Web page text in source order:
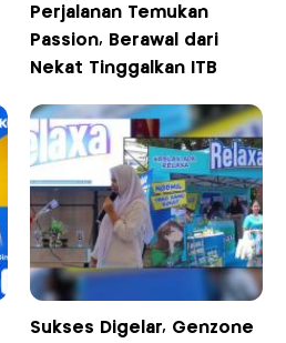
Perjalanan Temukan
Passion, Berawal dari
Nekat Tinggalkan ITB
Sukses Digelar, Genzone